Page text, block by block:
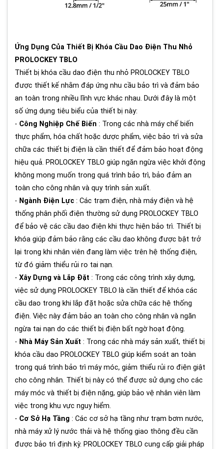
Ứng Dụng Của Thiết Bị Khóa Cầu Dao Điện Thu Nhỏ
PROLOCKEY TBLO
Thiết bị khóa cầu dao điện thu nhỏ PROLOCKEY TBLO
được thiết kế nhằm đáp ứng nhu cầu bảo trì và đảm bảo
an toàn trong nhiều lĩnh vực khác nhau. Dưới đây là một
số ứng dụng tiêu biểu của thiết bị này:
- Công Nghiệp Chế Biến : Trong các nhà máy chế biến
thực phẩm, hóa chất hoặc dược phẩm, việc bảo trì và sửa
chữa các thiết bị điện là cần thiết để đảm bảo hoạt động
hiệu quả. PROLOCKEY TBLO giúp ngăn ngừa việc khởi động
không mong muốn trong quá trình bảo trì, bảo đảm an
toàn cho công nhân và quy trình sản xuất.
- Ngành Điện Lực : Các trạm điện, nhà máy điện và hệ
thống phân phối điện thường sử dụng PROLOCKEY TBLO
để bảo vệ các cầu dao điện khi thực hiện bảo trì. Thiết bị
khóa giúp đảm bảo rằng các cầu dao không được bật trở
lại trong khi nhân viên đang làm việc trên hệ thống điện,
từ đó giảm thiểu rủi ro tai nạn.
- Xây Dựng và Lắp Đặt : Trong các công trình xây dựng,
việc sử dụng PROLOCKEY TBLO là cần thiết để khóa các
cầu dao trong khi lắp đặt hoặc sửa chữa các hệ thống
điện. Việc này đảm bảo an toàn cho công nhân và ngăn
ngừa tai nạn do các thiết bị điện bất ngờ hoạt động.
- Nhà Máy Sản Xuất : Trong các nhà máy sản xuất, thiết bị
khóa cầu dao PROLOCKEY TBLO giúp kiểm soát an toàn
trong quá trình bảo trì máy móc, giảm thiểu rủi ro điện giật
cho công nhân. Thiết bị này có thể được sử dụng cho các
máy móc và thiết bị điện nặng, giúp bảo vệ nhân viên làm
việc trong khu vực nguy hiểm.
- Cơ Sở Hạ Tầng : Các cơ sở hạ tầng như trạm bơm nước,
nhà máy xử lý nước thải và hệ thống giao thông đều cần
được bảo trì định kỳ. PROLOCKEY TBLO cung cấp giải pháp